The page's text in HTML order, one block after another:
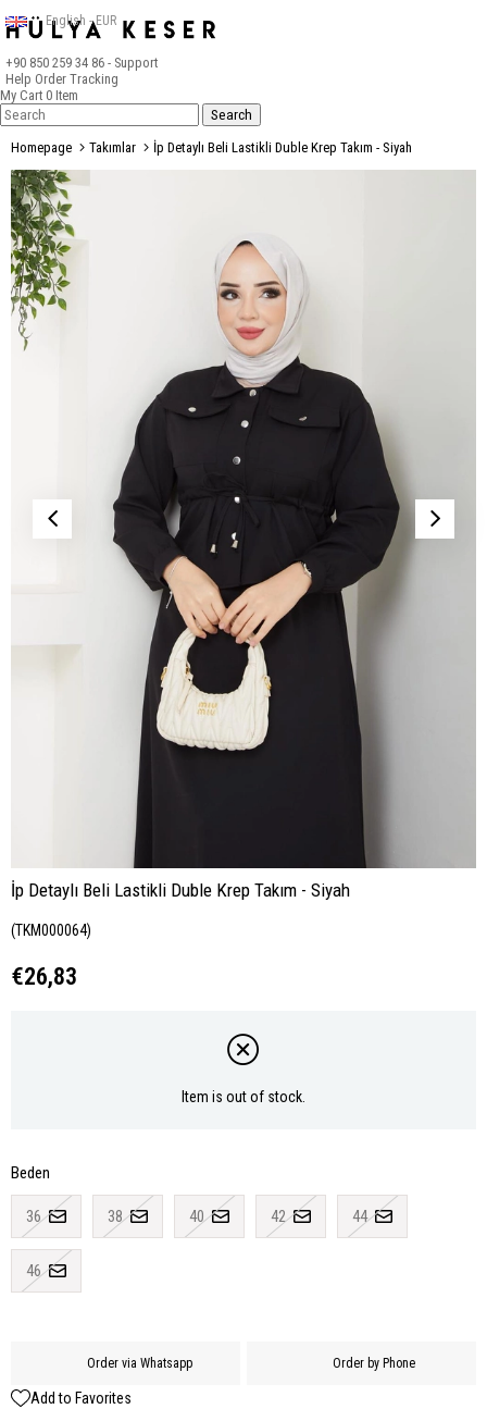
+90 850 259 34 86 - Support
Help Order Tracking
English - EUR
My Cart 0 Item
Homepage Takımlar İp Detaylı Beli Lastikli Duble Krep Takım - Siyah
İp Detaylı Beli Lastikli Duble Krep Takım - Siyah
(TKM000064)
€26,83
Item is out of stock.
Beden
36 38 40 42 44
46
Order via Whatsapp Order by Phone
Add to Favorites